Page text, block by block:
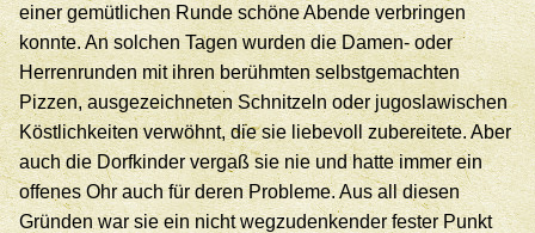
einer gemütlichen Runde schöne Abende verbringen
konnte. An solchen Tagen wurden die Damen- oder
Herrenrunden mit ihren berühmten selbstgemachten
Pizzen, ausgezeichneten Schnitzeln oder jugoslawischen
Köstlichkeiten verwöhnt, die sie liebevoll zubereitete. Aber
auch die Dorfkinder vergaß sie nie und hatte immer ein
offenes Ohr auch für deren Probleme. Aus all diesen
Gründen war sie ein nicht wegzudenkender fester Punkt